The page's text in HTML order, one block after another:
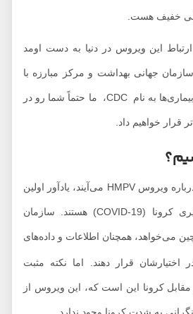
این ویروس در دنیا به دست اومد
جهانی بهداشت و مرکز مبارزه با
بیماری‌ها هست یا کنترل بیماری‌ها به نام CDC، ما حتماً شما رو در
خواهیم داد.
گزارش‌هایی که از چین درباره ویروس HMPV می‌آیند، یادآور اولین
روزهای گیج‌کننده همه‌گیری کرونا (COVID-19) هستند. سازمان
همچنان اطلاعات و داده‌های
قرار دهند. اما نکته مثبت
کرونا این است که، این ویروس از